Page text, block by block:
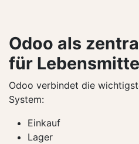
Odoo als
für
Odoo verbindet die
System:
Einkauf
Lager